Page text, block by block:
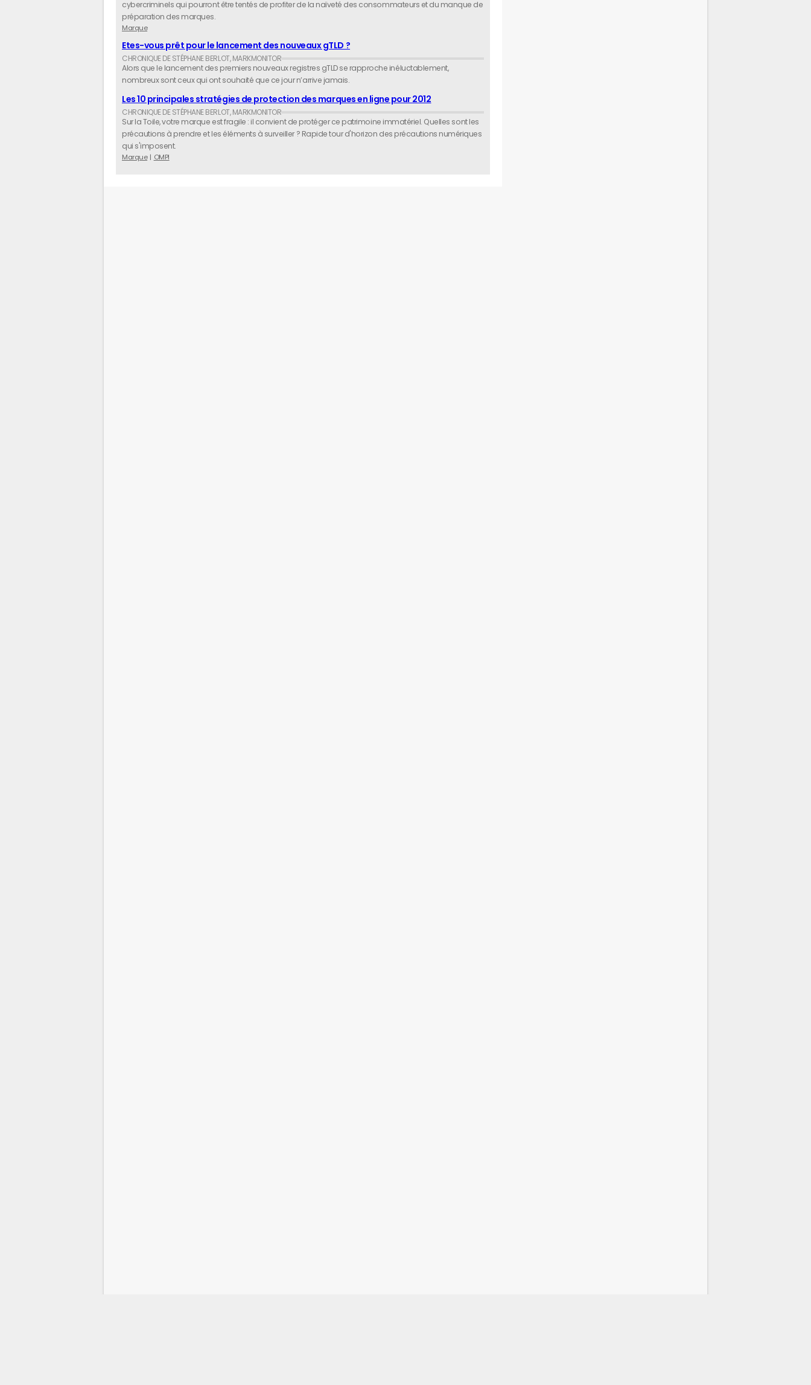
cybercriminels qui pourront être tentés de profiter de la naïveté des consommateurs et du manque de
préparation des marques.
Marque
Etes-vous prêt pour le lancement des nouveaux gTLD ?
Alors que le lancement des premiers nouveaux registres gTLD se rapproche inéluctablement,
nombreux sont ceux qui ont souhaité que ce jour n’arrive jamais.
Les 10 principales stratégies de protection des marques en ligne pour 2012
Sur la Toile, votre marque est fragile : il convient de protéger ce patrimoine immatériel. Quelles sont les
précautions à prendre et les éléments à surveiller ? Rapide tour d'horizon des précautions numériques
qui s'imposent.
Marque
OMPI